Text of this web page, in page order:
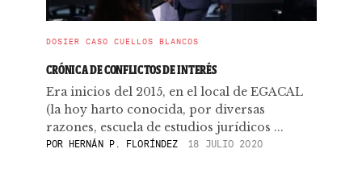
DOSIER CASO CUELLOS BLANCOS
CRÓNICA DE CONFLICTOS DE INTERÉS
Era inicios del 2015, en el local de EGACAL
(la hoy harto conocida, por diversas
razones, escuela de estudios jurídicos ...
PORHERNÁN P. FLORÍNDEZ 18 JULIO 2020